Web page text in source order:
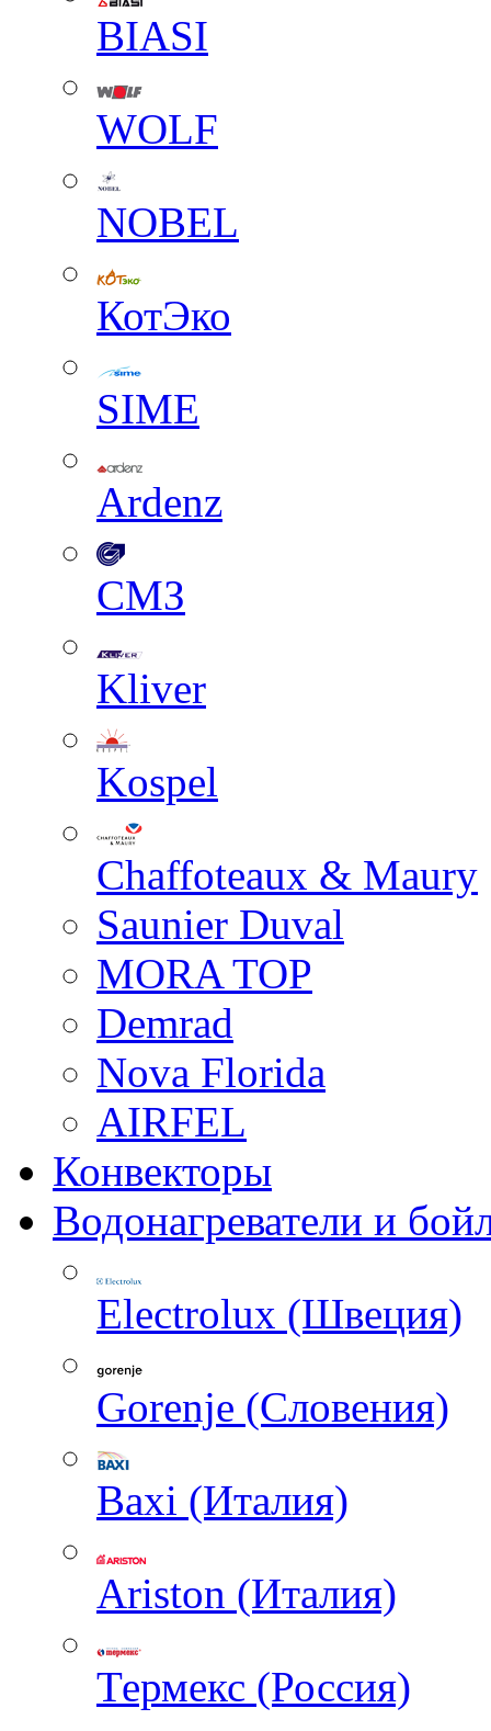
BIASI
WOLF
NOBEL
КотЭко
SIME
Ardenz
СМЗ
Kliver
Kospel
Chaffoteaux & Maury
Saunier Duval
MORA TOP
Demrad
Nova Florida
AIRFEL
Конвекторы
Водонагреватели и
Electrolux (Швеция)
Gorenje (Словения)
Baxi (Италия)
Ariston (Италия)
Термекс (Россия)